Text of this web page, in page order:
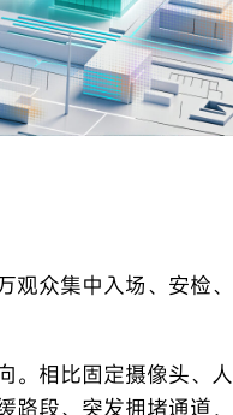
众集中入场、安检、
。相比固定摄像头、人
段、突发拥堵通道，